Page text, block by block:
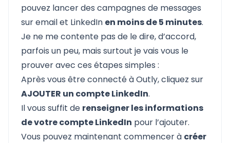
pouvez lancer des campagnes de messages
sur email et LinkedIn en moins de 5 minutes.
Je ne me contente pas de le dire, d’accord,
parfois un peu, mais surtout je vais vous le
prouver avec ces étapes simples :
Après vous être connecté à Outly, cliquez sur
AJOUTER un compte LinkedIn.
Il vous suffit de renseigner les informations
de votre compte LinkedIn pour l’ajouter.
Vous pouvez maintenant commencer à créer